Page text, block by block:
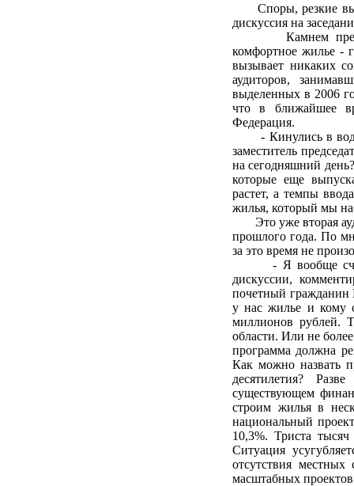
Споры, резкие
дискуссия на
Камнем
комфортное жилье -
вызывает никаких
аудиторов,
выделенных в 2006
что в ближайшее
Федерация.
- Кинулись в воду,
заместитель
на сегодняшний
которые еще
растет, а темпы
жилья, который мы
Это уже вторая
прошлого года. По
за это время не
- Я вообще
дискуссии,
почетный гражданин
у нас жилье и кому
миллионов рублей.
области. Или не
программа должна
Как можно назвать
десятилетия?
существующем
строим жилья в
национальный
10,3%. Триста
Ситуация
отсутствия местных
масштабных